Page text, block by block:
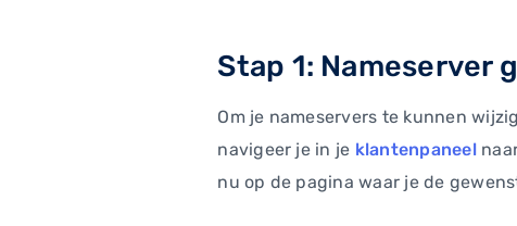
Stap 1: Nameserver
Om je nameservers te kunnen
navigeer je in je klantenpaneel
nu op de pagina waar je de